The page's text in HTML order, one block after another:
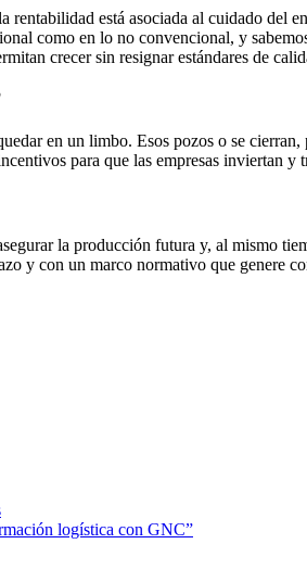
rentabilidad está asociada al cuidado
como en lo no convencional, y
crecer sin resignar estándares de
en un limbo. Esos pozos o se
para que las empresas inviertan
la producción futura y, al mismo
y con un marco normativo que genere
logística con GNC”